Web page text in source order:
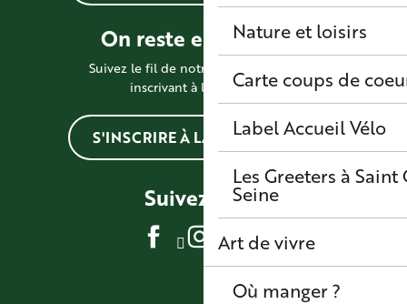
Nature et loisirs
Carte coups de
Label Accueil Vélo
Les Greeters à
Seine
Art de vivre
Où manger ?
On reste en contact !
Suivez le fil de notre actualité en vous
inscrivant à la newsletter
S'INSCRIRE À LA NEWSLETTER
Suivez-nous